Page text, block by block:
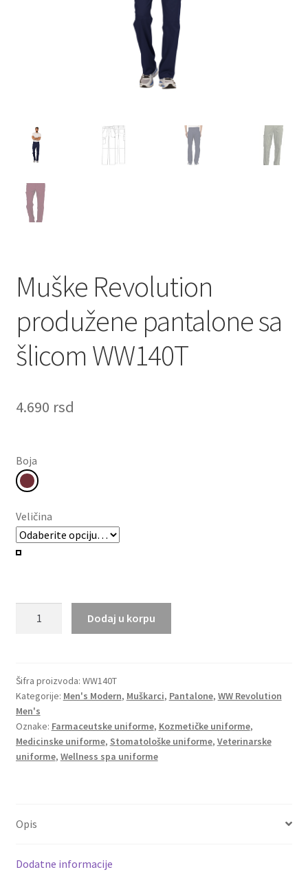
Muške Revolution
produžene pantalone sa
šlicom WW140T
4.690 rsd
Boja
Veličina
sa
šlicom
WW140T
količina
Dodaj u korpu
Šifra proizvoda: WW140T
Kategorije: Men's Modern, Muškarci, Pantalone, WW Revolution
Men's
Oznake: Farmaceutske uniforme, Kozmetičke uniforme,
Medicinske uniforme, Stomatološke uniforme, Veterinarske
uniforme, Wellness spa uniforme
Opis
Dodatne informacije